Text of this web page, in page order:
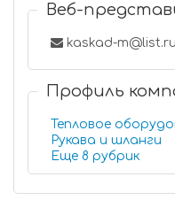
Веб-
kaskad-m@list.ru
Профиль
Тепловое
Рукава и шланги
Еще 8 рубрик